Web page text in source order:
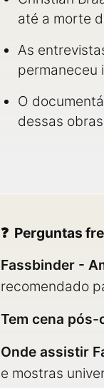
até a morte
As
permaneceu
O
dessas
Perguntas
Fassbinder -
recomendado
Tem cena
Onde assistir
e mostras